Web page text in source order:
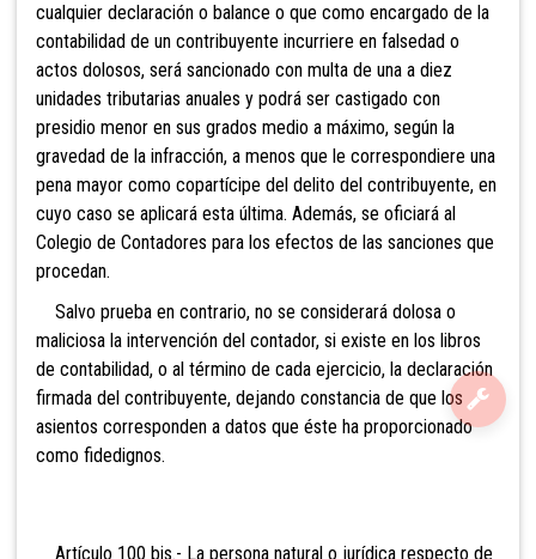
cualquier declaración o balance o que como encargado de la
contabilidad de un contribuyente incurriere en falsedad o
actos dolosos, será sancionado con multa de una a diez
unidades tributarias anuales y podrá ser castigado con
presidio menor en sus grados medio a máximo, según la
gravedad de la infracción, a menos que le correspondiere una
pena mayor como copartícipe del delito del contribuyente, en
cuyo caso se aplicará esta última. Además, se oficiará al
Colegio de Contadores para los efectos de las sanciones que
procedan.
Salvo prueba en contrario, no se considerará dolosa o
maliciosa la intervención del contador, si existe en los libros
de contabilidad, o al término de cada ejercicio, la declaración
firmada del contribuyente, dejando constancia de que los
asientos corresponden a datos que éste ha proporcionado
como fidedignos.
Artículo 100 bis.- La persona natural o jurídica respecto de